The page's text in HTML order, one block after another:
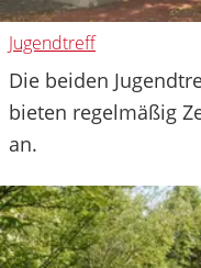
Jugendtreff
Die beiden
bieten regelmäßig
an.